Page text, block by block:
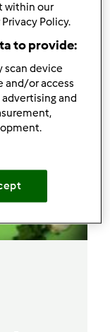
within our
Policy.
to provide:
scan device
and/or access
and